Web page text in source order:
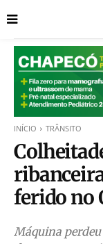
INÍCIO TRÂNSITO
ferido no
Máquina perdeu